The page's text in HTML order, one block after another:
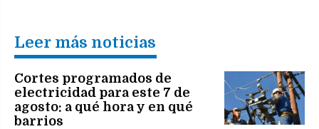
Leer más noticias
Cortes programados de
electricidad para este 7 de
agosto: a qué hora y en qué
barrios